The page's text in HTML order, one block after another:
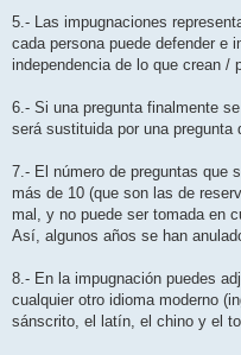
5.- Las impugnaciones
cada persona puede defender e
independencia de lo que crean /
6.- Si una pregunta finalmente
será sustituida por una pregunta
7.- El número de preguntas que
más de 10 (que son las de
mal, y no puede ser tomada en
Así, algunos años se han
8.- En la impugnación puedes
cualquier otro idioma moderno
sánscrito, el latín, el chino y el